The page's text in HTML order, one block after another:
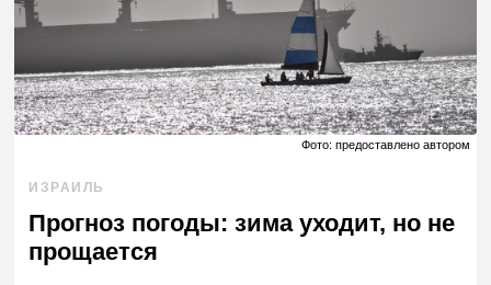
Фото: предоставлено автором
ИЗРАИЛЬ
Прогноз погоды: зима уходит, но не
прощается